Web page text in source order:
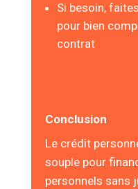
Si besoin,
pour bien
contrat
Conclusion
Le crédit
souple pour
personnels sans